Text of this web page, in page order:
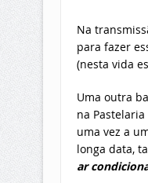
Na
para fazer
(nesta vida
Uma outra
na
uma vez a
longa data,
ar